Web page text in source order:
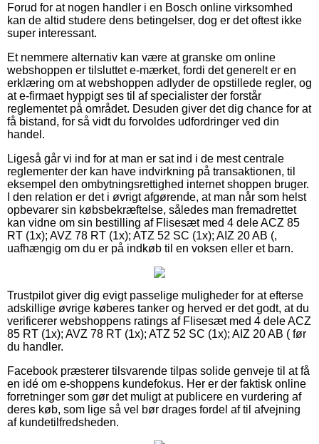
Forud for at nogen handler i en Bosch online virksomhed
kan de altid studere dens betingelser, dog er det oftest ikke
super interessant.
Et nemmere alternativ kan være at granske om online
webshoppen er tilsluttet e-mærket, fordi det generelt er en
erklæring om at webshoppen adlyder de opstillede regler, og
at e-firmaet hyppigt ses til af specialister der forstår
reglementet på området. Desuden giver det dig chance for at
få bistand, for så vidt du forvoldes udfordringer ved din
handel.
Ligeså går vi ind for at man er sat ind i de mest centrale
reglementer der kan have indvirkning på transaktionen, til
eksempel den ombytningsrettighed internet shoppen bruger.
I den relation er det i øvrigt afgørende, at man når som helst
opbevarer sin købsbekræftelse, således man fremadrettet
kan vidne om sin bestilling af Flisesæt med 4 dele ACZ 85
RT (1x); AVZ 78 RT (1x); ATZ 52 SC (1x); AIZ 20 AB (,
uafhængig om du er på indkøb til en voksen eller et barn.
Trustpilot giver dig evigt passelige muligheder for at efterse
adskillige øvrige køberes tanker og herved er det godt, at du
verificerer webshoppens ratings af Flisesæt med 4 dele ACZ
85 RT (1x); AVZ 78 RT (1x); ATZ 52 SC (1x); AIZ 20 AB ( før
du handler.
Facebook præsterer tilsvarende tilpas solide genveje til at få
en idé om e-shoppens kundefokus. Her er der faktisk online
forretninger som gør det muligt at publicere en vurdering af
deres køb, som lige så vel bør drages fordel af til afvejning
af kundetilfredsheden.